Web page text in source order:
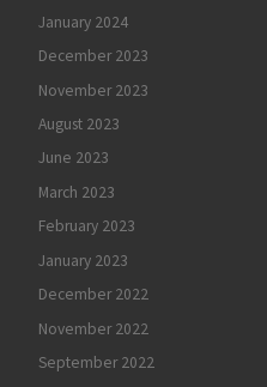
January 2024
December 2023
November 2023
August 2023
June 2023
March 2023
February 2023
January 2023
December 2022
November 2022
September 2022